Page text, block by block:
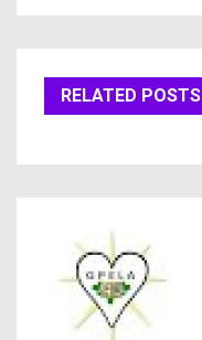
RELATED POSTS